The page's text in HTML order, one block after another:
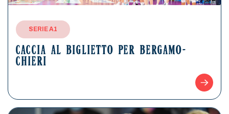
SERIE A1
CACCIA AL BIGLIETTO PER BERGAMO-
CHIERI